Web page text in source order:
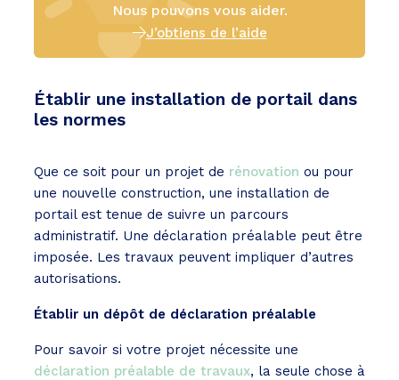
Nous pouvons vous aider.
J’obtiens de l’aide
Établir une installation de portail dans
les normes
Que ce soit pour un projet de rénovation ou pour
une nouvelle construction, une installation de
portail est tenue de suivre un parcours
administratif. Une déclaration préalable peut être
imposée. Les travaux peuvent impliquer d’autres
autorisations.
Établir un dépôt de déclaration préalable
Pour savoir si votre projet nécessite une
déclaration préalable de travaux, la seule chose à